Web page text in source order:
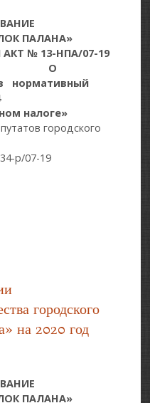
ПАЛАНА»
№ 13-НПА/07-19
нормативный
налоге»
городского
р/07-19
В Нормативный
городского
на 2020 год
ПАЛАНА»